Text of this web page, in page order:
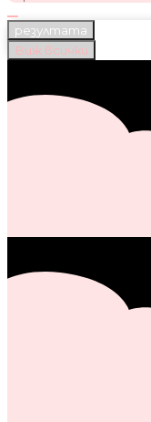
резултата
Виж всички